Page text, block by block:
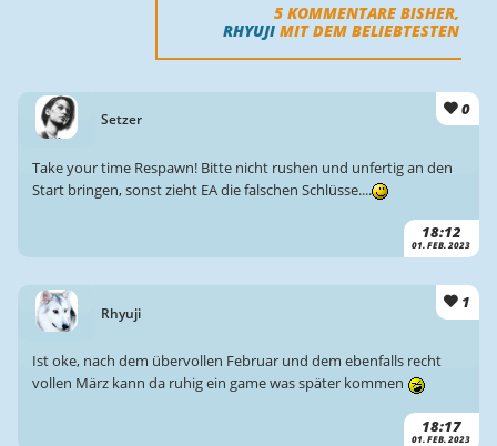
5 KOMMENTARE BISHER,
RHYUJI MIT DEM BELIEBTESTEN
Setzer
0
18:12
01. FEB. 2023
Take your time Respawn! Bitte nicht rushen und unfertig an den
Start bringen, sonst zieht EA die falschen Schlüsse....
Rhyuji
1
18:17
01. FEB. 2023
Ist oke, nach dem übervollen Februar und dem ebenfalls recht
vollen März kann da ruhig ein game was später kommen